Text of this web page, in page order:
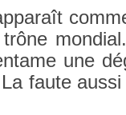
une
faute